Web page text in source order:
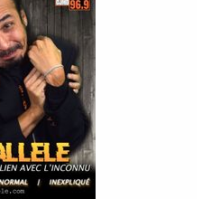
@zoneparallele